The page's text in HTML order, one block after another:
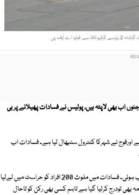
اے ایف پی
فسادات میں ہلاکتوں کی تعداد 31 ہوگئی جب کہ درجنوں اب بھی لاپتہ ہیں، پولیس نے فسادات پھیلانے پر بی
فسادات کے بعد گزشتہ 2 روزسے کرفیو نافذ ہے اورفوج نے شہرکا کنٹرول سنبھال لیا ہے۔ فسادات اب
پولیس کا کہنا ہے کہ صورت حال سیاسی رہنماؤں کے غیرذمہ دارانہ بیانات کی وجہ سےخراب ہوئی۔ فسادات میں ملوث 200 افراد کو حراست میں لےلیا
مقدمہ بھی تودرج کرلیا گیا ہے تاہم کسی بھی رکن کو تاحال